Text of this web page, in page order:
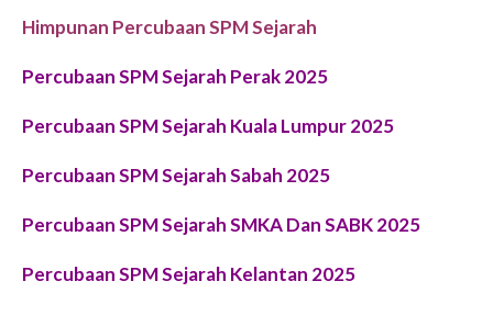
Himpunan Percubaan SPM Sejarah
Percubaan SPM Sejarah Perak 2025
Percubaan SPM Sejarah Kuala Lumpur 2025
Percubaan SPM Sejarah Sabah 2025
Percubaan SPM Sejarah SMKA Dan SABK 2025
Percubaan SPM Sejarah Kelantan 2025